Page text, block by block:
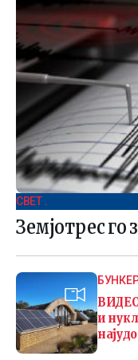
СВЕТ .
Земјотрес го
и